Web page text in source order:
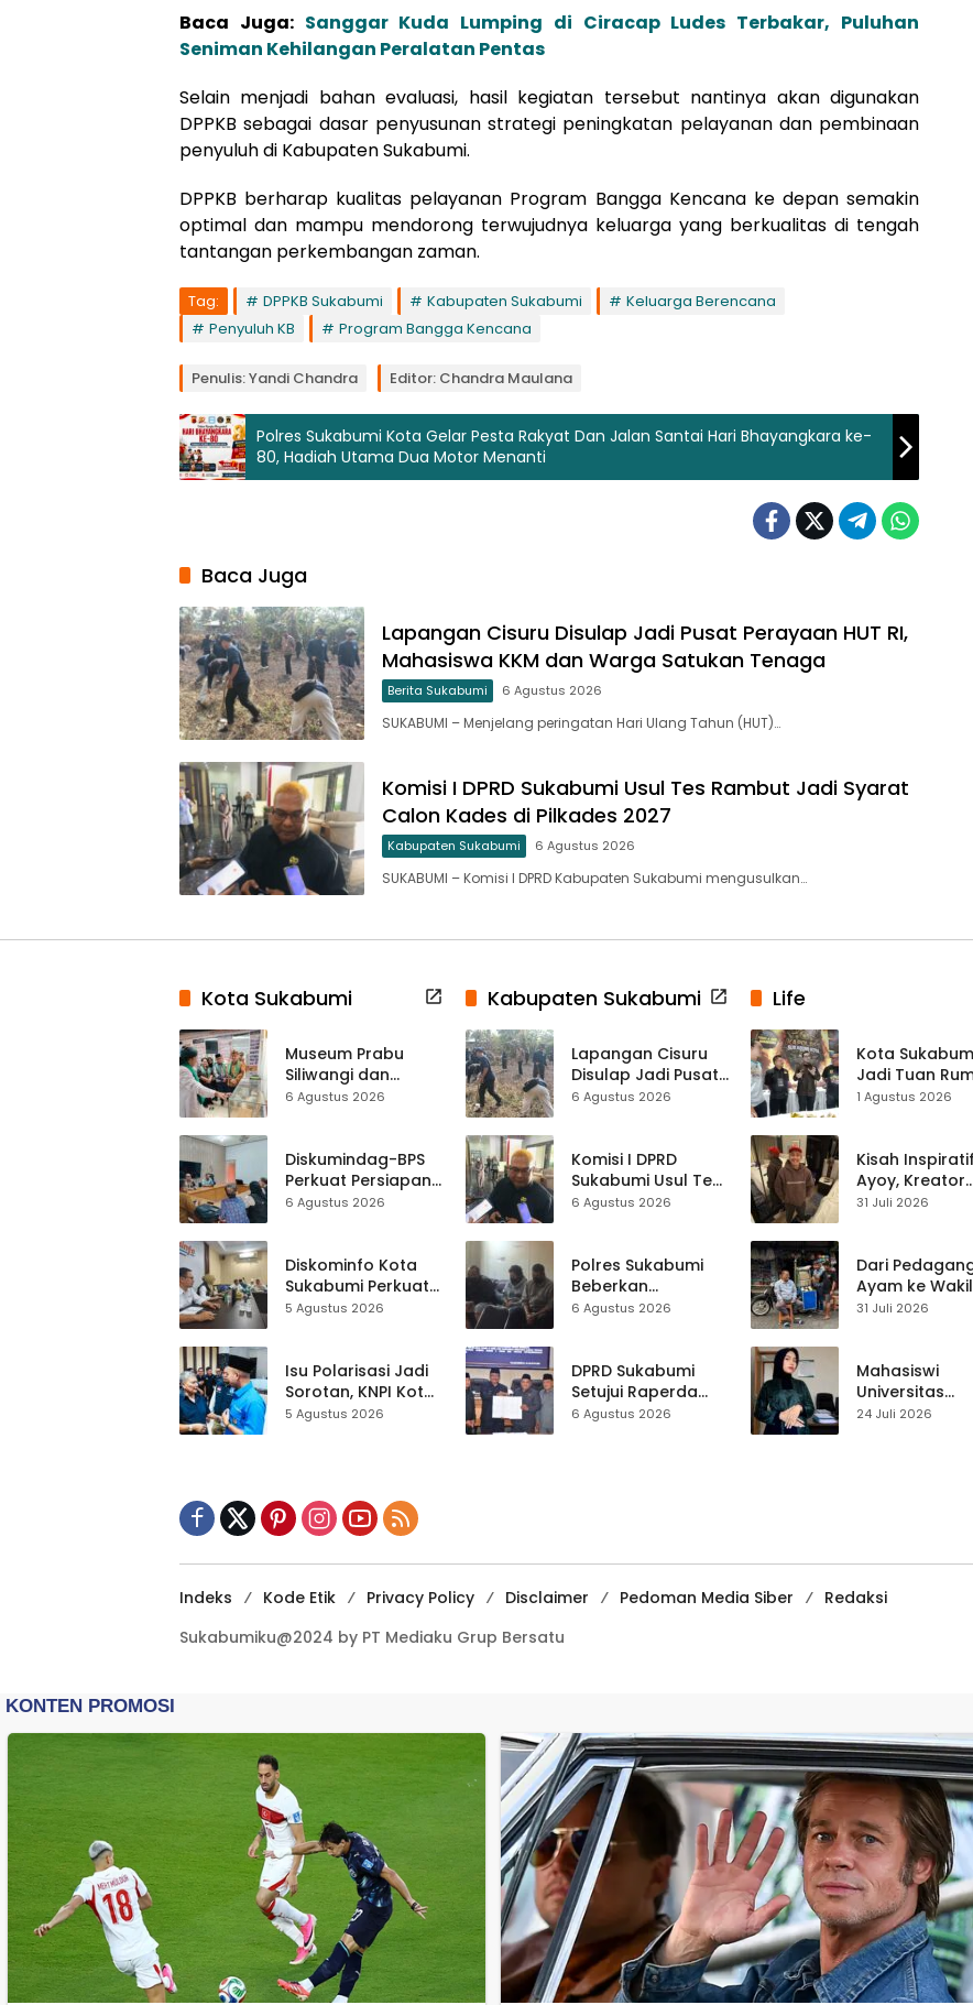
Baca Juga: Sanggar Kuda Lumping di Ciracap Ludes Terbakar, Puluhan
Seniman Kehilangan Peralatan Pentas
Selain menjadi bahan evaluasi, hasil kegiatan tersebut nantinya akan digunakan
DPPKB sebagai dasar penyusunan strategi peningkatan pelayanan dan pembinaan
penyuluh di Kabupaten Sukabumi.
DPPKB berharap kualitas pelayanan Program Bangga Kencana ke depan semakin
optimal dan mampu mendorong terwujudnya keluarga yang berkualitas di tengah
tantangan perkembangan zaman.
Tag: DPPKB Sukabumi Kabupaten Sukabumi
Keluarga Berencana
Penyuluh KB
Program Bangga Kencana
Penulis: Yandi Chandra Editor: Chandra Maulana
Polres Sukabumi Kota Gelar Pesta Rakyat Dan Jalan Santai Hari Bhayangkara ke-
80, Hadiah Utama Dua Motor Menanti
Baca Juga
Lapangan Cisuru Disulap Jadi Pusat Perayaan HUT RI,
Mahasiswa KKM dan Warga Satukan Tenaga
Berita Sukabumi 6 Agustus 2026
SUKABUMI – Menjelang peringatan Hari Ulang Tahun (HUT)…
Komisi I DPRD Sukabumi Usul Tes Rambut Jadi Syarat
Calon Kades di Pilkades 2027
Kabupaten Sukabumi 6 Agustus 2026
SUKABUMI – Komisi I DPRD Kabupaten Sukabumi mengusulkan…
Kota Sukabumi
Museum Prabu
Siliwangi dan
Museum Keramik
Hampir 500 Koleksi
Dipisahkan
6 Agustus 2026
Diskumindag-BPS
Perkuat Persiapan
Sensus Ekonomi,
Terbuka Beri Data
6 Agustus 2026
Diskominfo Kota
Sukabumi Perkuat
Satu Data
Kewilayahan
Dikebut
5 Agustus 2026
Isu Polarisasi Jadi
Sorotan, KNPI Kota
Sukabumi Ajak
5 Agustus 2026
Kabupaten Sukabumi
Lapangan Cisuru
Disulap Jadi Pusat
Perayaan HUT RI,
Satukan Tenaga
6 Agustus 2026
Komisi I DPRD
Sukabumi Usul Tes
Rambut Jadi
2027
6 Agustus 2026
Polres Sukabumi
Beberkan
Kronologi
dalam Kasus Sabu
6 Agustus 2026
DPRD Sukabumi
Setujui Raperda
Disabilitas,
6 Agustus 2026
Life
Kota
Jadi Tuan
Kontes Batu
1 Agustus 2026
Kisah
Ayoy, Kreator
TikTok Asal
Live Streaming
31 Juli 2026
Dari
Ayam ke Wakil
Ketua DPRD, H.
Pasar Cisaat
31 Juli 2026
Mahasiswi
Universitas
24 Juli 2026
Indeks Kode Etik Privacy Policy Disclaimer Pedoman Media Siber
Redaksi
Sukabumiku@2024 by PT Mediaku Grup Bersatu